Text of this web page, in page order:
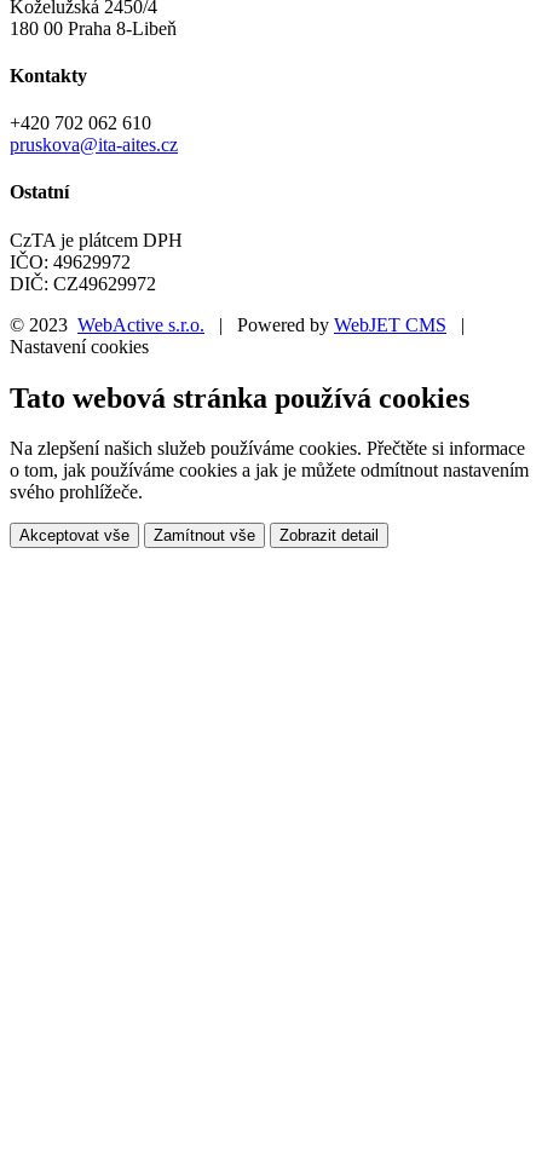
Koželužská 2450/4
180 00 Praha 8-Libeň
Kontakty
+420 702 062 610
pruskova@ita-aites.cz
Ostatní
CzTA je plátcem DPH
IČO: 49629972
DIČ: CZ49629972
© 2023 WebActive s.r.o. | Powered by WebJET CMS |
Nastavení cookies
Tato webová stránka používá cookies
Na zlepšení našich služeb používáme cookies. Přečtěte si informace
o tom, jak používáme cookies a jak je můžete odmítnout nastavením
svého prohlížeče.
Akceptovat vše Zamítnout vše Zobrazit detail